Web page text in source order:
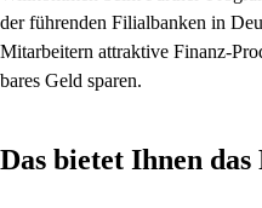
der führenden Filialbanken in
Mitarbeitern attraktive Finanz-
bares Geld sparen.
Das bietet Ihnen